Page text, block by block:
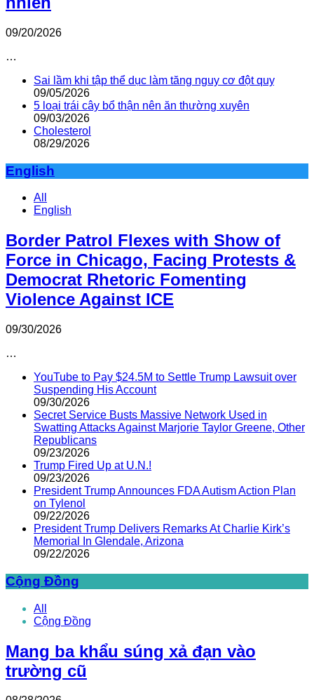
09/20/2026
…
Sai lầm khi tập thể dục làm tăng nguy cơ đột quỵ
09/05/2026
5 loại trái cây bổ thận nên ăn thường xuyên
09/03/2026
Cholesterol
08/29/2026
English
All
English
Border Patrol Flexes with Show of
Force in Chicago, Facing Protests &
Democrat Rhetoric Fomenting
Violence Against ICE
09/30/2026
…
YouTube to Pay $24.5M to Settle Trump Lawsuit over
Suspending His Account
09/30/2026
Secret Service Busts Massive Network Used in
Swatting Attacks Against Marjorie Taylor Greene, Other
Republicans
09/23/2026
Trump Fired Up at U.N.!
09/23/2026
President Trump Announces FDA Autism Action Plan
on Tylenol
09/22/2026
President Trump Delivers Remarks At Charlie Kirk’s
Memorial In Glendale, Arizona
09/22/2026
Cộng Đồng
All
Cộng Đồng
Mang ba khẩu súng xả đạn vào
trường cũ